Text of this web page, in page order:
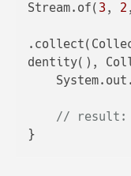
Stream.of( 3 , 2
dentity(),
// result: